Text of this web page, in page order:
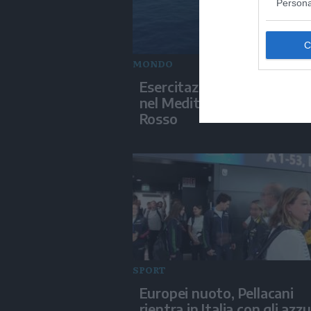
MONDO
Esercitazioni militari
nel Mediterraneo e nel Mar
Rosso
SPORT
Europei nuoto, Pellacani